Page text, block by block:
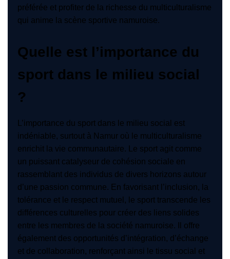
préférée et profiter de la richesse du multiculturalisme
qui anime la scène sportive namuroise.
Quelle est l’importance du
sport dans le milieu social
?
L’importance du sport dans le milieu social est
indéniable, surtout à Namur où le multiculturalisme
enrichit la vie communautaire. Le sport agit comme
un puissant catalyseur de cohésion sociale en
rassemblant des individus de divers horizons autour
d’une passion commune. En favorisant l’inclusion, la
tolérance et le respect mutuel, le sport transcende les
différences culturelles pour créer des liens solides
entre les membres de la société namuroise. Il offre
également des opportunités d’intégration, d’échange
et de collaboration, renforçant ainsi le tissu social et